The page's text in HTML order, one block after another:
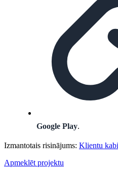
Google Play.
Izmantotais risinājums: Klientu
Apmeklēt projektu